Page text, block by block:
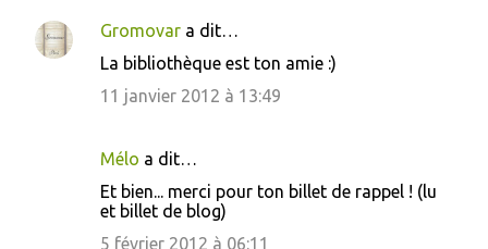
Gromovar a dit…
La bibliothèque est ton amie :)
11 janvier 2012 à 13:49
Mélo a dit…
Et bien... merci pour ton billet de rappel ! (lu
et billet de blog)
5 février 2012 à 06:11